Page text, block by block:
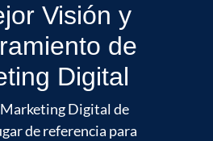
Visión y
de
Digital
Marketing Digital de
de referencia para